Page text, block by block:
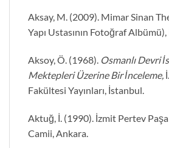
Aksay, M. (2009). Mimar Sinan
Yapı Ustasının Fotoğraf
Aksoy, Ö. (1968). Osmanlı Devri
Mektepleri Üzerine Bir İnceleme,
Fakültesi Yayınları, İstanbul.
Aktuğ, İ. (1990). İzmit Pertev
Camii, Ankara.